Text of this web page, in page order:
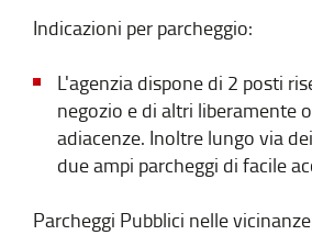
Indicazioni per parcheggio:
L'agenzia dispone di 2 posti
negozio e di altri liberamente
adiacenze. Inoltre lungo via
due ampi parcheggi di facile
Parcheggi Pubblici nelle